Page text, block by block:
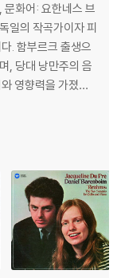
화어: 요한네스 브
의 작곡가이자 피
. 함부르크 출생으
, 당대 낭만주의 음
영향력을 가졌으
제바스티안 바
다고 한다. 브람